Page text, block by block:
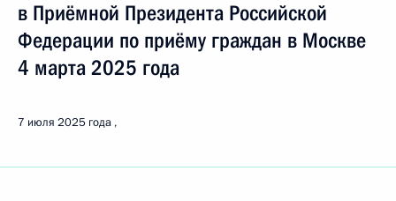
в Приёмной Президента Российской
Федерации по приёму граждан в Москве
4 марта 2025 года
7 июля 2025 года